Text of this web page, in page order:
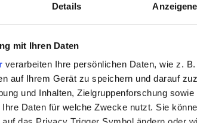
Details
mit Ihren Daten
verarbeiten Ihre persönlichen Daten, wie z.
auf Ihrem Gerät zu speichern und darauf
und Inhalten, Zielgruppenforschung
Daten für welche Zwecke nutzt. Sie
in der Regelsechs bis acht Wochen
muss eine Rücksprache mit dem
Schwiegerkinder
bleiben